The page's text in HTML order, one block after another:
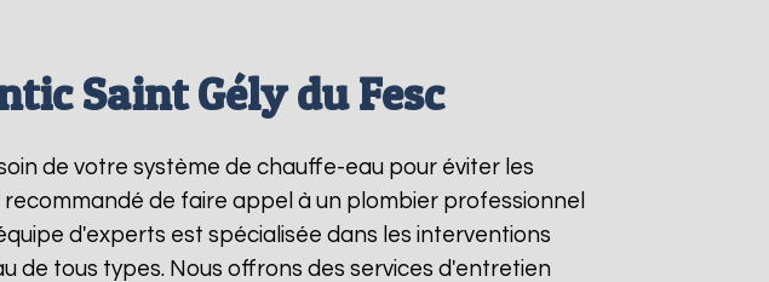
Saint Gély du Fesc
de votre système de chauffe-eau pour éviter les
de faire appel à un plombier professionnel
d'experts est spécialisée dans les interventions
de tous types. Nous offrons des services d'entretien